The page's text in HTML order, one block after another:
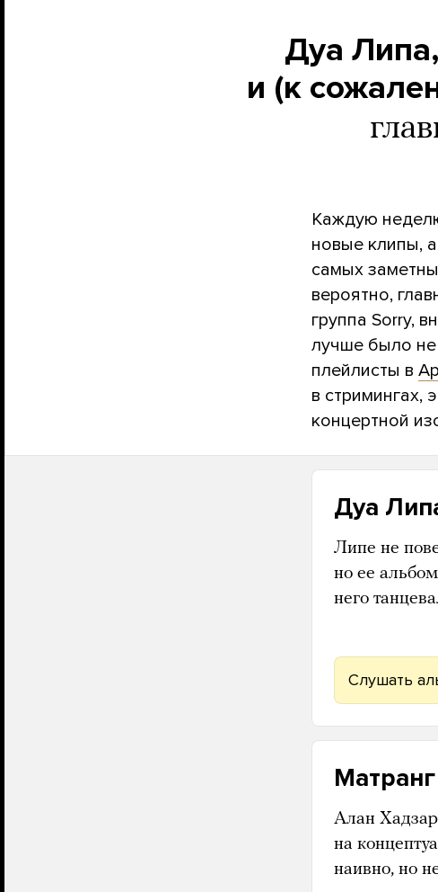
Дуа
и (к
Каждую
новые клипы,
самых
вероятно,
группа Sorry,
лучше было
плейлисты в
в
концертной
Дуа
Липе не
но ее
него
Слушать
Алан
на
наивно, но